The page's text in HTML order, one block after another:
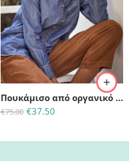
Πουκάμισο από οργανικό βαμβάκι (τύπου τζιν)-GOTS Organic Cotton Chambray Shirt
€75.00 €37.50
(S) -UK:8-EU:36